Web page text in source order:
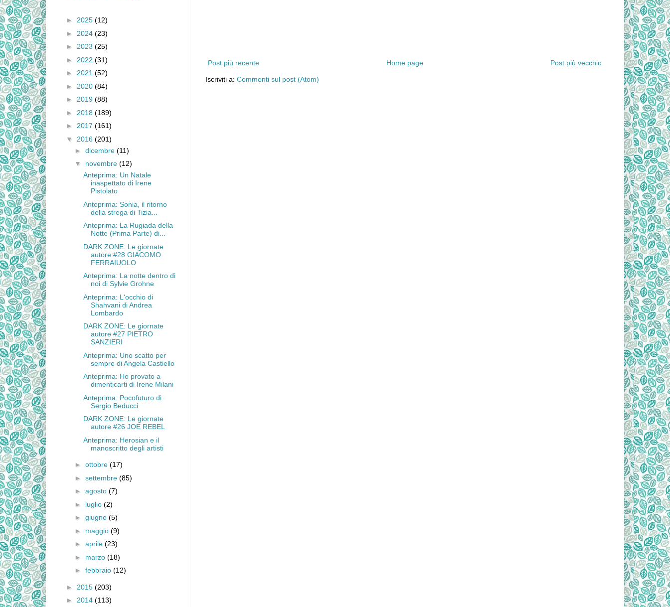
Post più recente Post più vecchio
Home page
Iscriviti a: Commenti sul post (Atom)
► 2025 (12)
► 2024 (23)
► 2023 (25)
► 2022 (31)
► 2021 (52)
► 2020 (84)
► 2019 (88)
► 2018 (189)
► 2017 (161)
▼ 2016 (201)
► dicembre (11)
▼ novembre (12)
Anteprima: Un Natale
inaspettato di Irene
Pistolato
Anteprima: Sonia, il ritorno
della strega di Tizia...
Anteprima: La Rugiada della
Notte (Prima Parte) di...
DARK ZONE: Le giornate
autore #28 GIACOMO
FERRAIUOLO
Anteprima: La notte dentro di
noi di Sylvie Grohne
Anteprima: L'occhio di
Shahvani di Andrea
Lombardo
DARK ZONE: Le giornate
autore #27 PIETRO
SANZIERI
Anteprima: Uno scatto per
sempre di Angela Castiello
Anteprima: Ho provato a
dimenticarti di Irene Milani
Anteprima: Pocofuturo di
Sergio Beducci
DARK ZONE: Le giornate
autore #26 JOE REBEL
Anteprima: Herosian e il
manoscritto degli artisti
► ottobre (17)
► settembre (85)
► agosto (7)
► luglio (2)
► giugno (5)
► maggio (9)
► aprile (23)
► marzo (18)
► febbraio (12)
► 2015 (203)
► 2014 (113)